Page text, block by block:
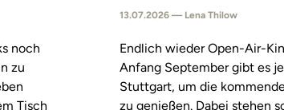
noch
zu
Tisch
13.07.2026 — Lena Thilow
Endlich wieder Open-Air-
Anfang September gibt es
Stuttgart, um die
zu genießen. Dabei stehen